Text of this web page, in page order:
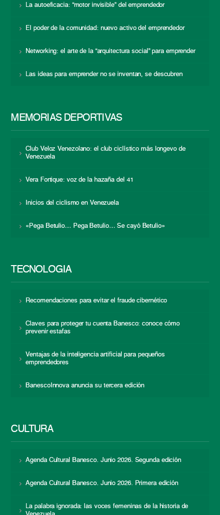
La autoeficacia: “motor invisible” del emprendedor
El poder de la comunidad: nuevo activo del emprendedor
Networking: el arte de la “arquitectura social” para emprender
Las ideas para emprender no se inventan, se descubren
MEMORIAS DEPORTIVAS
Club Veloz Venezolano: el club ciclístico más longevo de
Venezuela
Vera Fortique: voz de la hazaña del 41
Inicios del ciclismo en Venezuela
«Pega Betulio… Pega Betulio… Se cayó Betulio»
TECNOLOGÍA
Recomendaciones para evitar el fraude cibernético
Claves para proteger tu cuenta Banesco: conoce cómo
prevenir estafas
Ventajas de la inteligencia artificial para pequeños
emprendedores
BanescoInnova anuncia su tercera edición
CULTURA
Agenda Cultural Banesco. Junio 2026. Segunda edición
Agenda Cultural Banesco. Junio 2026. Primera edición
La palabra ignorada: las voces femeninas de la historia de